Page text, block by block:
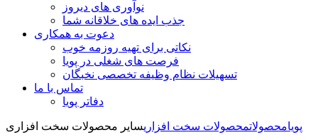
نوآوری های دیروز
جذب ایده های خلاقانه شما
دعوت به همکاری
نکاتی برای تهیه روزمه خوب
فرصت های شغلی در پویا
تسهیلات نظام وظیفه تخصصی نخبگان
تماس با ما
دفاتر پویا
پویامحصولاتمحصولات سخت افزاریسایر محصولات سخت افزاری